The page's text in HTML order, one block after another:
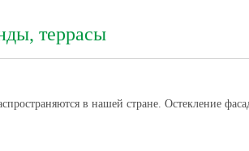
террасы
в нашей стране. Остекление